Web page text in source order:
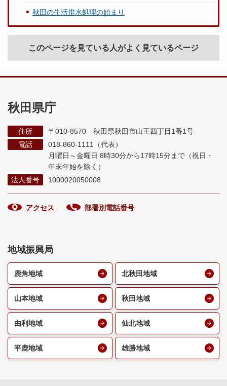
秋田の生活排水処理の始まり
このページを見ている人がよく見ているページ
秋田県庁
住所
〒010-8570 秋田県秋田市山王四丁目1番1号
電話
018-860-1111（代表）
月曜日～金曜日 8時30分から17時15分まで （祝日・
年末年始を除く）
法人番号
1000020050008
アクセス 部署別電話番号
地域振興局
鹿角地域 北秋田地域
山本地域 秋田地域
由利地域 仙北地域
平鹿地域 雄勝地域